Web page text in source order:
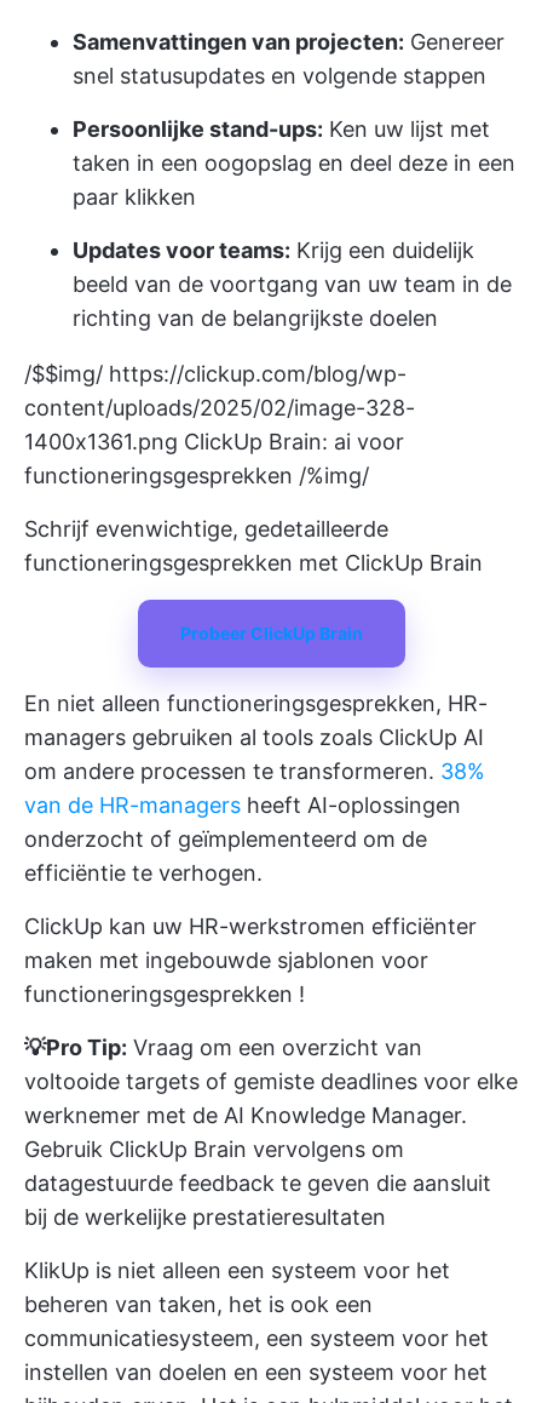
Samenvattingen van projecten: Genereer
snel statusupdates en volgende stappen
Persoonlijke stand-ups: Ken uw lijst met
taken in een oogopslag en deel deze in een
paar klikken
Updates voor teams: Krijg een duidelijk
beeld van de voortgang van uw team in de
richting van de belangrijkste doelen
/$$img/ https://clickup.com/blog/wp-
content/uploads/2025/02/image-328-
1400x1361.png ClickUp Brain: ai voor
functioneringsgesprekken /%img/
Schrijf evenwichtige, gedetailleerde
functioneringsgesprekken met ClickUp Brain
Probeer ClickUp Brain
En niet alleen functioneringsgesprekken, HR-
managers gebruiken al tools zoals ClickUp AI
om andere processen te transformeren. 38%
van de HR-managers heeft AI-oplossingen
onderzocht of geïmplementeerd om de
efficiëntie te verhogen.
ClickUp kan uw HR-werkstromen efficiënter
maken met ingebouwde sjablonen voor
functioneringsgesprekken !
💡Pro Tip: Vraag om een overzicht van
voltooide targets of gemiste deadlines voor elke
werknemer met de AI Knowledge Manager.
Gebruik ClickUp Brain vervolgens om
datagestuurde feedback te geven die aansluit
bij de werkelijke prestatieresultaten
KlikUp is niet alleen een systeem voor het
beheren van taken, het is ook een
communicatiesysteem, een systeem voor het
instellen van doelen en een systeem voor het